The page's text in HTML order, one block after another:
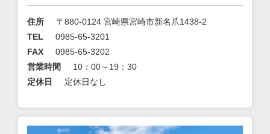
住所
〒880-0124 宮崎県宮崎市新名爪1438-2
TEL
0985-65-3201
FAX
0985-65-3202
営業時間
10：00～19：30
定休日
定休日なし